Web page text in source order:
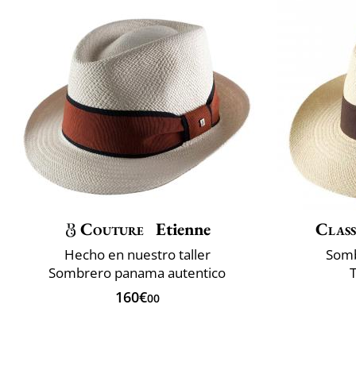
Couture Etienne
Hecho en nuestro taller
Sombrero panama autentico
160€00